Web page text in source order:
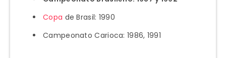
Copa de Brasil: 1990
Campeonato Carioca: 1986, 1991